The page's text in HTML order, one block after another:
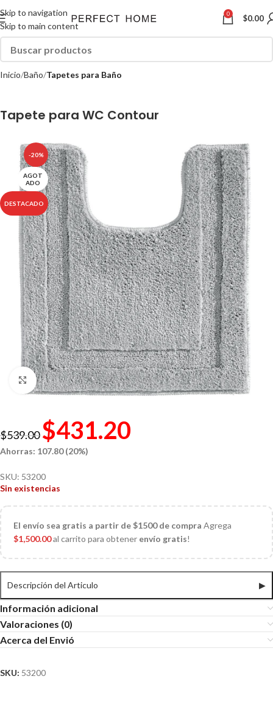
Skip to navigation
Skip to main content
0 $0.00
Inicio Baño Tapetes para Baño
Tapete para WC Contour
-20%
AGOT
ADO
DESTACADO
Click to enlarge
$539.00 $431.20
Ahorras: 107.80 (20%)
SKU: 53200
Sin existencias
El envío sea gratis a partir de $1500 de compra Agrega
$1,500.00al carrito para obtener envío gratis!
Descripción del Articulo ▶
Información adicional
Valoraciones (0)
Acerca del Envió
SKU: 53200